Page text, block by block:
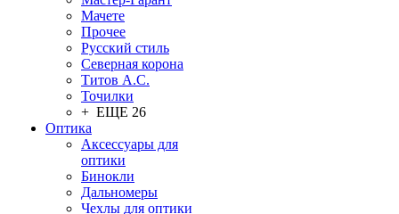
Мачете
Прочее
Русский стиль
Северная корона
Титов А.С.
Точилки
+ ЕЩЕ 26
Оптика
Аксессуары для
оптики
Бинокли
Дальномеры
Чехлы для оптики